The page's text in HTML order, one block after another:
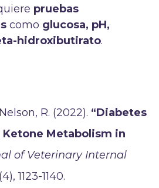
pruebas
como glucosa, pH,
hidroxibutirato.
R. (2022). “Diabetes
Metabolism in
of Veterinary Internal
1123-1140.